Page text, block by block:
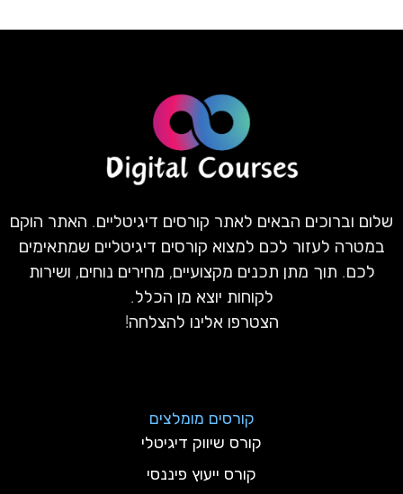
שלום וברוכים הבאים לאתר קורסים דיגיטליים. האתר הוקם
במטרה לעזור לכם למצוא קורסים דיגיטליים שמתאימים
לכם. תוך מתן תכנים מקצועיים, מחירים נוחים, ושירות
לקוחות יוצא מן הכלל.
הצטרפו אלינו להצלחה!
קורסים מומלצים
קורס שיווק דיגיטלי
קורס ייעוץ פיננסי